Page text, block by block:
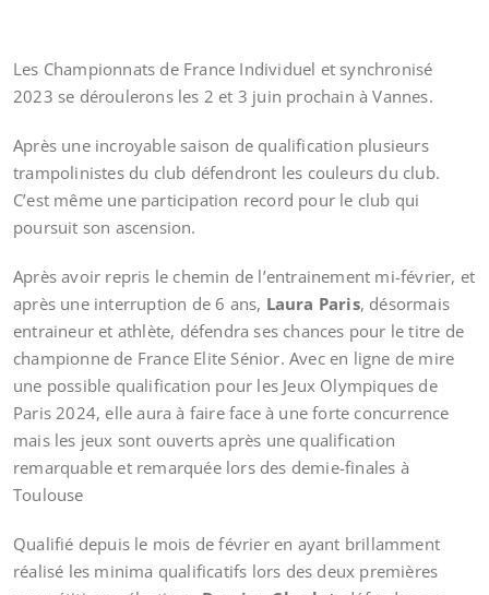
Les Championnats de France Individuel et synchronisé
2023 se déroulerons les 2 et 3 juin prochain à Vannes.
Après une incroyable saison de qualification plusieurs
trampolinistes du club défendront les couleurs du club.
C’est même une participation record pour le club qui
poursuit son ascension.
Après avoir repris le chemin de l’entrainement mi-février, et
après une interruption de 6 ans, Laura Paris, désormais
entraineur et athlète, défendra ses chances pour le titre de
championne de France Elite Sénior. Avec en ligne de mire
une possible qualification pour les Jeux Olympiques de
Paris 2024, elle aura à faire face à une forte concurrence
mais les jeux sont ouverts après une qualification
remarquable et remarquée lors des demie-finales à
Toulouse
Qualifié depuis le mois de février en ayant brillamment
réalisé les minima qualificatifs lors des deux premières